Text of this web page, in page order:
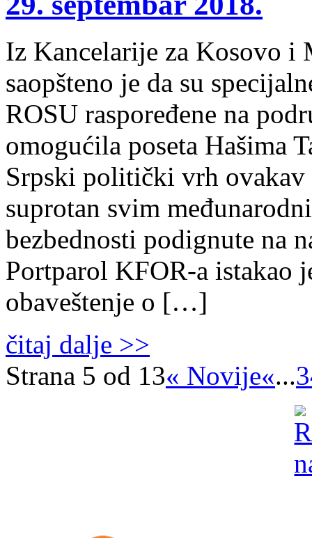
Iz Kancelarije za Kosovo i
saopšteno je da su
ROSU raspoređene na
omogućila poseta Hašima
Srpski politički vrh ovakav
suprotan svim
bezbednosti podignute na
Portparol KFOR-a istakao
obaveštenje o […]
čitaj dalje >>
Strana 5 od 13« Novije«...3